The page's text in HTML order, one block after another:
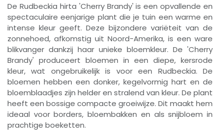
De Rudbeckia hirta 'Cherry Brandy' is een opvallende en
spectaculaire eenjarige plant die je tuin een warme en
intense kleur geeft. Deze bijzondere variëteit van de
zonnehoed, afkomstig uit Noord-Amerika, is een ware
blikvanger dankzij haar unieke bloemkleur. De 'Cherry
Brandy' produceert bloemen in een diepe, kersrode
kleur, wat ongebruikelijk is voor een Rudbeckia. De
bloemen hebben een donker, kegelvormig hart en de
bloemblaadjes zijn helder en stralend van kleur. De plant
heeft een bossige compacte groeiwijze. Dit maakt hem
ideaal voor borders, bloembakken en als snijbloem in
prachtige boeketten.